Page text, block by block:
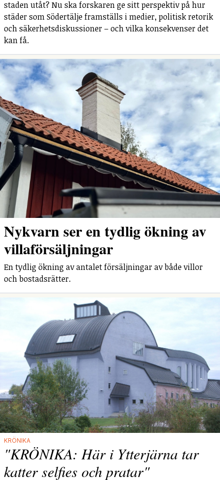
staden utåt? Nu ska forskaren ge sitt perspektiv på hur
städer som Södertälje framställs i medier, politisk retorik
och säkerhetsdiskussioner – och vilka konsekvenser det
kan få.
Nykvarn ser en tydlig ökning av
villaförsäljningar
En tydlig ökning av antalet försäljningar av både villor
och bostadsrätter.
KRÖNIKA
"KRÖNIKA: Här i Ytterjärna tar
katter selfies och pratar"